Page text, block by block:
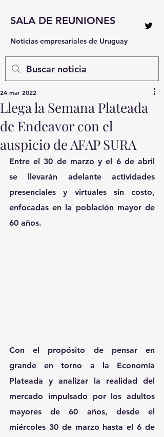
SALA DE REUNIONES
Noticias empresariales de Uruguay
Llega la Semana Plateada
de Endeavor con el
auspicio de AFAP SURA
24 mar 2022
Entre el 30 de marzo y el 6 de abril
se llevarán adelante actividades
presenciales y virtuales sin costo,
enfocadas en la población mayor de
60 años.
Con el propósito de pensar en
grande en torno a la Economía
Plateada y analizar la realidad del
mercado impulsado por los adultos
mayores de 60 años, desde el
miércoles 30 de marzo hasta el 6 de